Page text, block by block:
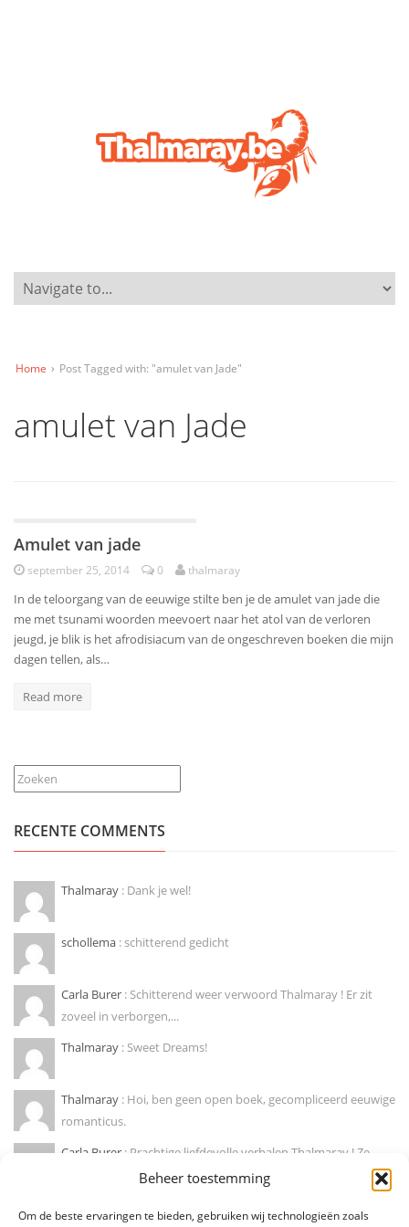
Beheer toestemming
Om de beste ervaringen te bieden, gebruiken wij technologieën zoals
Home › Post Tagged with: "amulet van Jade"
amulet van Jade
Amulet van jade
september 25, 2014 0 thalmaray
In de teloorgang van de eeuwige stilte ben je de amulet van jade die
me met tsunami woorden meevoert naar het atol van de verloren
jeugd, je blik is het afrodisiacum van de ongeschreven boeken die mijn
dagen tellen, als…
Read more
Zoeken
RECENTE COMMENTS
Thalmaray : Dank je wel!
schollema : schitterend gedicht
Carla Burer : Schitterend weer verwoord Thalmaray ! Er zit
zoveel in verborgen,...
Thalmaray : Sweet Dreams!
Thalmaray : Hoi, ben geen open boek, gecompliceerd eeuwige
romanticus.
Carla Burer : Prachtige liefdevolle verhalen Thalmaray ! Ze
doen mij wegdromen naar...